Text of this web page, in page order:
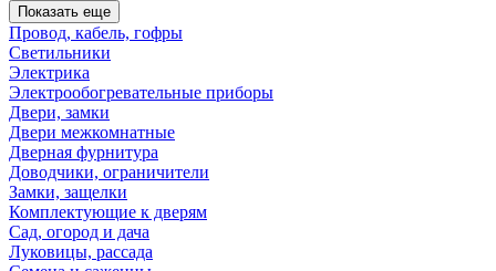
Показать еще
Провод, кабель, гофры
Светильники
Электрика
Электрообогревательные приборы
Двери, замки
Двери межкомнатные
Дверная фурнитура
Доводчики, ограничители
Замки, защелки
Комплектующие к дверям
Сад, огород и дача
Луковицы, рассада